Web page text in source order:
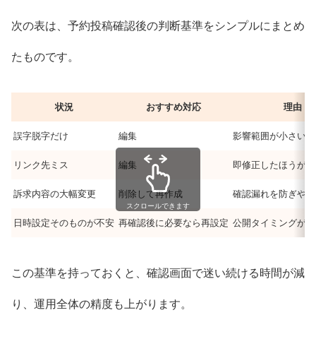
次の表は、予約投稿確認後の判断基準をシンプルにまとめ
たものです。
状況 おすすめ対応 理由
誤字脱字だけ 編集 影響範囲が小さい
リンク先ミス 編集 即修正したほうが
訴求内容の大幅変更 削除して再作成 確認漏れを防ぎや
日時設定そのものが不安 再確認後に必要なら再設定 公開タイミングが
スクロールできます
この基準を持っておくと、確認画面で迷い続ける時間が減
り、運用全体の精度も上がります。